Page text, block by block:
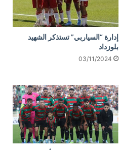
إدارة “السياربي” تستذكر الشهيد
بلوزداد
03/11/2024